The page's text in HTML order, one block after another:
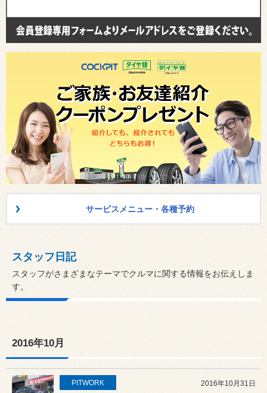
サービスメニュー・各種予約
スタッフ日記
スタッフがさまざまなテーマでクルマに関する情報をお伝えしま
す。
2016年10月
PITWORK 2016年10月31日